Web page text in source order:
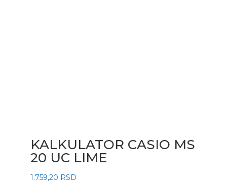
KALKULATOR CASIO MS
20 UC LIME
1.759,20 RSD